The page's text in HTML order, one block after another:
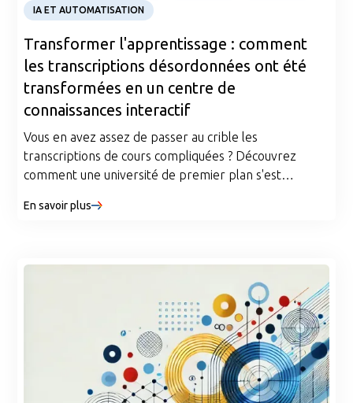
IA ET AUTOMATISATION
Transformer l'apprentissage : comment
les transcriptions désordonnées ont été
transformées en un centre de
connaissances interactif
Vous en avez assez de passer au crible les
transcriptions de cours compliquées ? Découvrez
comment une université de premier plan s'est
enregistrements chaotiques en un centre de
de manière efficace et sécurisée, de permettre une
récupération intelligente du contenu et de fournir
instantanément des réponses personnalisées.
En savoir plus